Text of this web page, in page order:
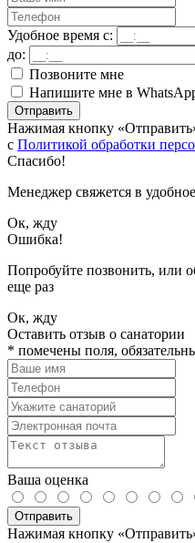
Удобное время с:
до:
Позвоните мне
Напишите мне в
Отправить
Нажимая кнопку
с Политикой обработки
Спасибо!
Менеджер свяжется в
Ок, жду
Ошибка!
Попробуйте позвонить, или
еще раз
Ок, жду
Оставить отзыв о санатории
* помечены поля,
Ваша оценка
Отправить
Нажимая кнопку